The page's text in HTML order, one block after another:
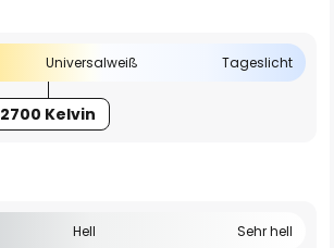
Universalweiß Tageslicht
2700 Kelvin
Hell Sehr hell